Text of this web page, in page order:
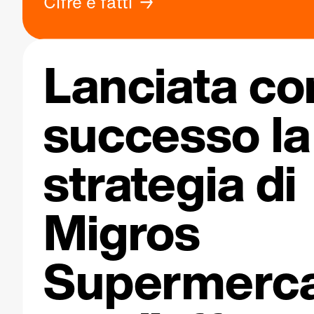
Lanciata
successo la
strategia di
Migros